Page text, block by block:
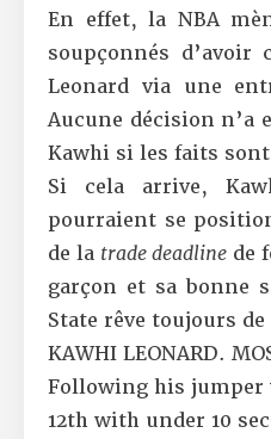
En effet, la NBA
soupçonnés
Leonard via une
Aucune décision n’a
Kawhi si les faits
Si cela arrive,
pourraient se
de la trade deadline de
garçon et sa bonne
State rêve toujours
KAWHI LEONARD.
Following his
12th with under 10